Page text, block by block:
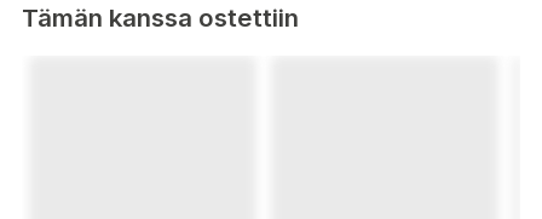
Tämän kanssa ostettiin